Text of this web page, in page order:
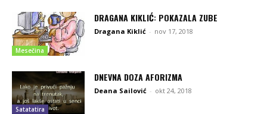
Mesečina
DRAGANA KIKLIĆ: POKAZALA ZUBE
Dragana Kiklić - nov 17, 2018
Satatatira
DNEVNA DOZA AFORIZMA
Deana Sailović - okt 24, 2018